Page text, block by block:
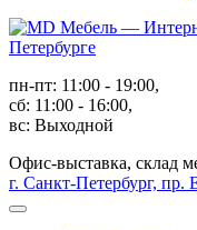
пн-пт: 11:00 - 19:00,
сб: 11:00 - 16:00,
вс: Выходной
Офис-выставка, склад
г. Санкт-Петербург,